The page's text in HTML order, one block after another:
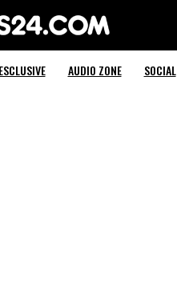
ESCLUSIVE AUDIO ZONE SOCIAL